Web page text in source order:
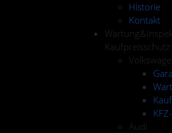
Historie
Kontakt
Audi